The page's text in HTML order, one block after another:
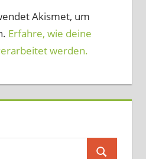
Akismet, um
Erfahre, wie deine
werden.